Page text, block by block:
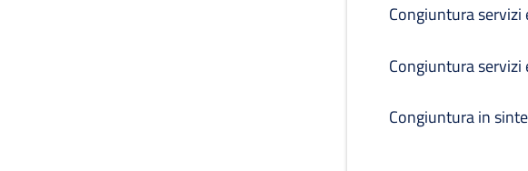
Congiuntura
Congiuntura
Congiuntura in